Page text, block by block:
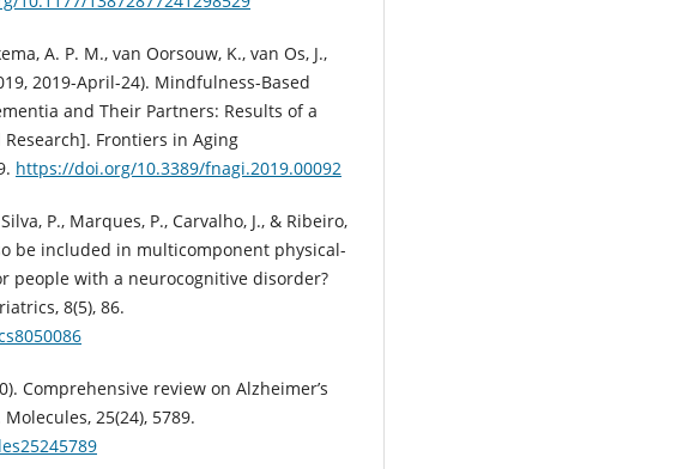
A. P. M., van Oorsouw, K., van Os, J.,
2019-April-24). Mindfulness-Based
and Their Partners: Results of a
Frontiers in Aging
https://doi.org/10.3389/fnagi.2019.00092
P., Marques, P., Carvalho, J., & Ribeiro,
be included in multicomponent physical-
people with a neurocognitive disorder?
8(5), 86.
Comprehensive review on Alzheimer’s
25(24), 5789.